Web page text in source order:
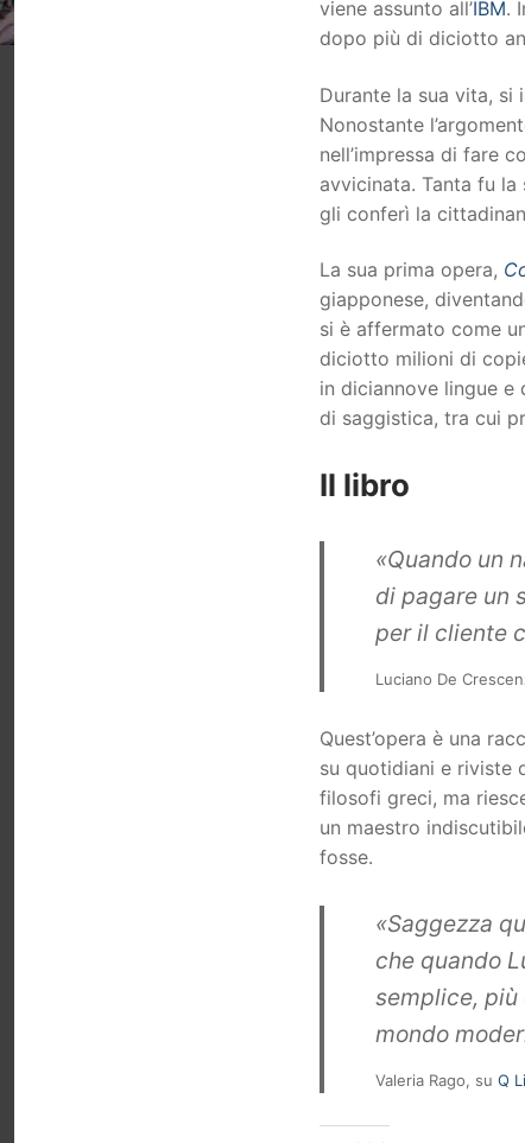
viene assunto all’IBM.
dopo più di diciotto
Durante la sua vita, si
Nonostante
nell’impressa di fare
avvicinata. Tanta fu
gli conferì la
La sua prima opera,
giapponese,
si è affermato come
diciotto milioni di
in diciannove lingue e
di saggistica, tra cui
Il libro
«Quando un
di pagare un
per il cliente
Luciano De
Quest’opera è una
su quotidiani e riviste
filosofi greci, ma
un maestro
fosse.
«Saggezza
che quando
semplice, più
mondo
Valeria Rago, su Q